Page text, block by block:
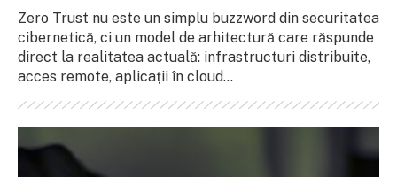
Zero Trust nu este un simplu buzzword din securitatea
cibernetică, ci un model de arhitectură care răspunde
direct la realitatea actuală: infrastructuri distribuite,
acces remote, aplicații în cloud...